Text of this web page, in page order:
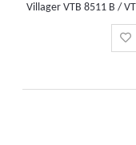
Villager VTB 8511 B /